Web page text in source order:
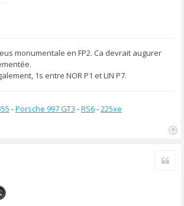
monumentale en FP2. Ca devrait augurer
1s entre NOR P1 et LIN P7.
-Porsche 997 GT3 -RS6-225xe